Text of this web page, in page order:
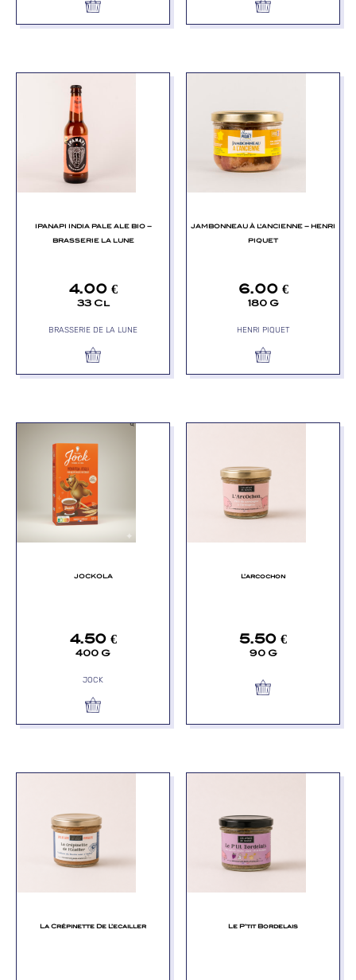
IPANAPI INDIA PALE ALE BIO –
BRASSERIE LA LUNE
4.00 €
33 Cl
BRASSERIE DE LA LUNE
JAMBONNEAU À L’ANCIENNE – HENRI
PIQUET
6.00 €
180 G
HENRI PIQUET
JOCKOLA
4.50 €
400 G
JOCK
L’arcochon
5.50 €
90 G
La Crépinette De L’ecailler Le P’tit Bordelais